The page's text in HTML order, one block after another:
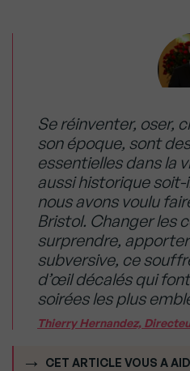
Se réinventer, oser,
son époque, sont
essentielles dans la
aussi historique soit-
nous avons voulu
Bristol. Changer les
surprendre,
subversive, ce
d’œil décalés qui
soirées les plus
Thierry Hernandez,
CET ARTICLE VOUS A